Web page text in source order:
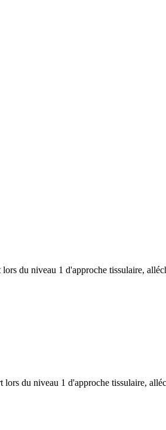
du niveau 1 d'approche tissulaire,
du niveau 1 d'approche tissulaire,